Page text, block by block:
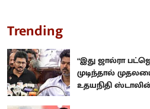
Trending
“இது ஜால்ரா
முடிந்தால்
உதயநிதி